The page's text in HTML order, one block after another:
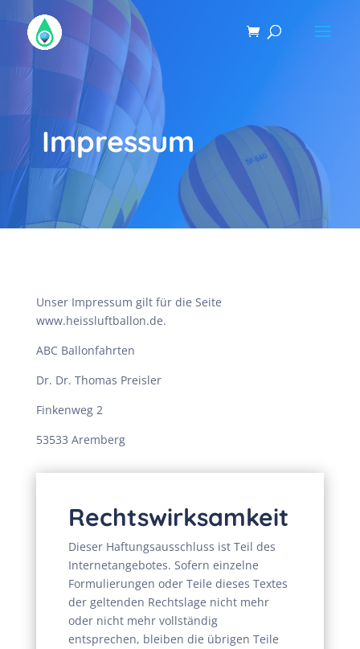
Impressum
Unser Impressum gilt für die Seite
www.heissluftballon.de.
ABC Ballonfahrten
Dr. Dr. Thomas Preisler
Finkenweg 2
53533 Aremberg
Rechtswirksamkeit
Dieser Haftungsausschluss ist Teil des
Internetangebotes. Sofern einzelne
Formulierungen oder Teile dieses Textes
der geltenden Rechtslage nicht mehr
oder nicht mehr vollständig
entsprechen, bleiben die übrigen Teile